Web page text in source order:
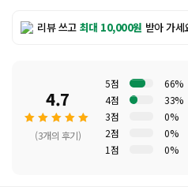
리뷰 쓰고 최대 10,000원 받아 가세
4.7
(3개의 후기)
5점
66%
4점
33%
3점
0%
2점
0%
1점
0%